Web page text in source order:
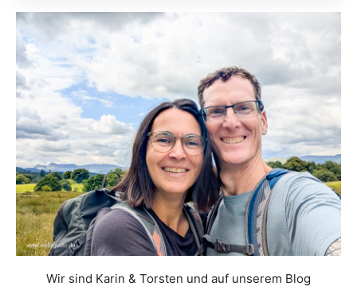
Wir sind Karin & Torsten und auf unserem Blog